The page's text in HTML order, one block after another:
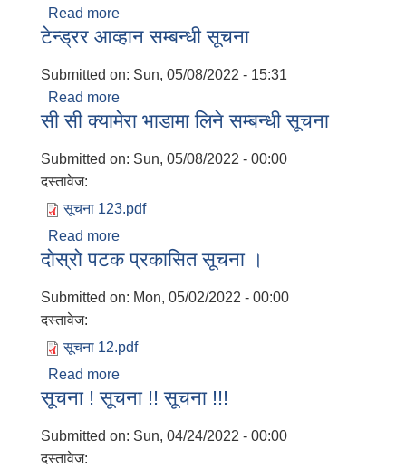
Read more
निर्वाचित जनप्रतिनिधिहरुको शपथ ग्रहणको एक
टेन्ड्रर आव्हान सम्बन्धी सूचना
Submitted on: Sun, 05/08/2022 - 15:31
Read more
सी सी क्यामेरा भाडामा लिने सम्बन्धी सूचना
Submitted on: Sun, 05/08/2022 - 00:00
दस्तावेज:
सूचना 123.pdf
Read more
दोस्रो पटक प्रकासित सूचना ।
Submitted on: Mon, 05/02/2022 - 00:00
दस्तावेज:
सूचना 12.pdf
Read more
सूचना ! सूचना !! सूचना !!!
Submitted on: Sun, 04/24/2022 - 00:00
दस्तावेज: